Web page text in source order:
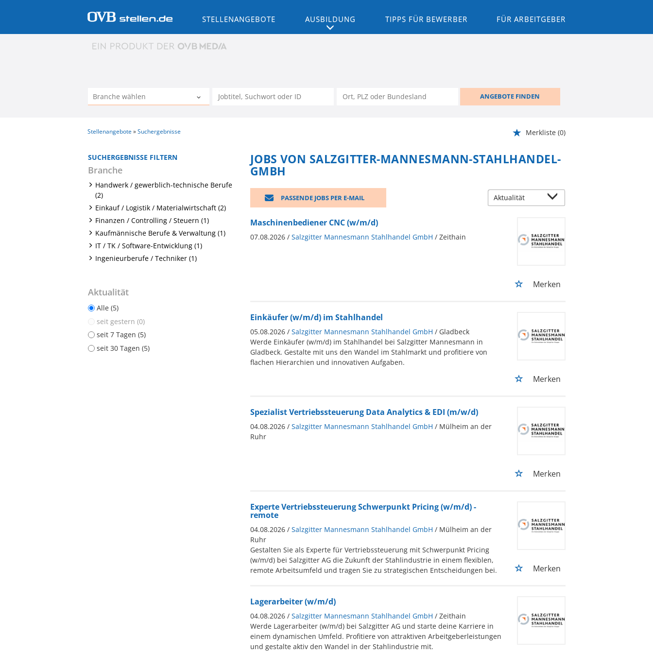
STELLENANGEBOTE AUSBILDUNG TIPPS FÜR BEWERBER FÜR ARBEITGEBER
ANGEBOTE FINDEN
Stellenangebote Suchergebnisse Merkliste (0)
SUCHERGEBNISSE FILTERN
Branche
Handwerk / gewerblich-technische Berufe
(2)
Einkauf / Logistik / Materialwirtschaft (2)
Finanzen / Controlling / Steuern (1)
Kaufmännische Berufe & Verwaltung (1)
IT / TK / Software-Entwicklung (1)
Ingenieurberufe / Techniker (1)
Aktualität
Alle (5)
seit gestern (0)
seit 7 Tagen (5)
seit 30 Tagen (5)
JOBS VON SALZGITTER-MANNESMANN-STAHLHANDEL-
GMBH
PASSENDE JOBS PER E-MAIL
Maschinenbediener CNC (w/m/d)
07.08.2026 / Salzgitter Mannesmann Stahlhandel GmbH / Zeithain
Merken
Einkäufer (w/m/d) im Stahlhandel
05.08.2026 / Salzgitter Mannesmann Stahlhandel GmbH / Gladbeck
Werde Einkäufer (w/m/d) im Stahlhandel bei Salzgitter Mannesmann in
Gladbeck. Gestalte mit uns den Wandel im Stahlmarkt und profitiere von
flachen Hierarchien und innovativen Aufgaben.
Merken
Spezialist Vertriebssteuerung Data Analytics & EDI (m/w/d)
04.08.2026 / Salzgitter Mannesmann Stahlhandel GmbH / Mülheim an der
Ruhr
Merken
Experte Vertriebssteuerung Schwerpunkt Pricing (w/m/d) -
remote
04.08.2026 / Salzgitter Mannesmann Stahlhandel GmbH / Mülheim an der
Ruhr
Gestalten Sie als Experte für Vertriebssteuerung mit Schwerpunkt Pricing
(w/m/d) bei Salzgitter AG die Zukunft der Stahlindustrie in einem flexiblen,
remote Arbeitsumfeld und tragen Sie zu strategischen Entscheidungen bei.
Merken
Lagerarbeiter (w/m/d)
04.08.2026 / Salzgitter Mannesmann Stahlhandel GmbH / Zeithain
Werde Lagerarbeiter (w/m/d) bei Salzgitter AG und starte deine Karriere in
einem dynamischen Umfeld. Profitiere von attraktiven Arbeitgeberleistungen
und gestalte aktiv den Wandel in der Stahlindustrie mit.